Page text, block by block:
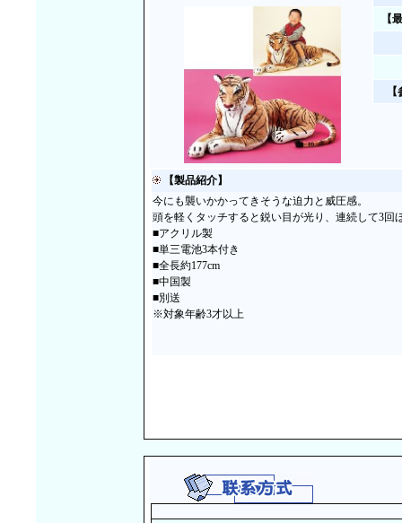
【
【製品紹介】
今にも襲いかかってきそうな迫力と威圧感。
頭を軽くタッチすると鋭い目が光り、連続して3回
■アクリル製
■単三電池3本付き
■全長約177cm
■中国製
■別送
※対象年齢3才以上